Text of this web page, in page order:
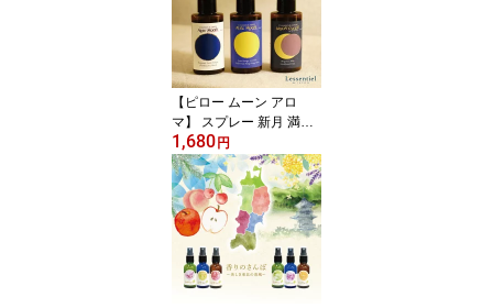
ダー ミント ヒバ
【ピロー ムーン アロ
マ】 スプレー 新月 満月
満ち欠け おやすみ 睡眠
安眠 リラックス 安らぎ
マスク リフレッシュ ギ
フト プレゼント 国産
1,680円